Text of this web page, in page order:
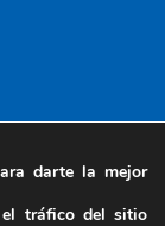
darte la mejor
el tráfico del sitio